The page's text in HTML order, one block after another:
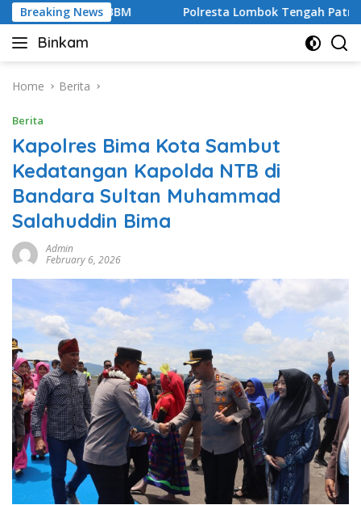
Skip
to
content
Breaking News
BBM Polresta Lombok Tengah Patroli
Binkam
Home Berita
Berita
Kapolres Bima Kota Sambut
Kedatangan Kapolda NTB di
Bandara Sultan Muhammad
Salahuddin Bima
Admin
February 6, 2026